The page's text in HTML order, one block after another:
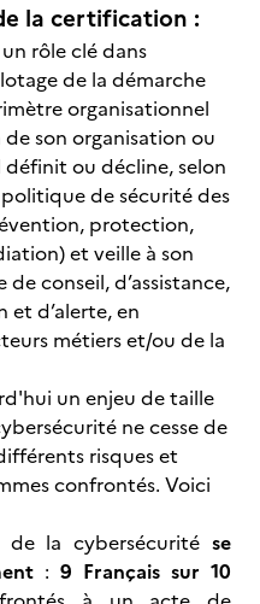
la certification :
rôle clé dans
de la démarche
organisationnel
son organisation ou
définit ou décline, selon
de sécurité des
protection,
et veille à son
conseil, d’assistance,
d’alerte, en
métiers et/ou de la
un enjeu de taille
ne cesse de
risques et
confrontés. Voici
de la cybersécurité se
: 9 Français sur 10